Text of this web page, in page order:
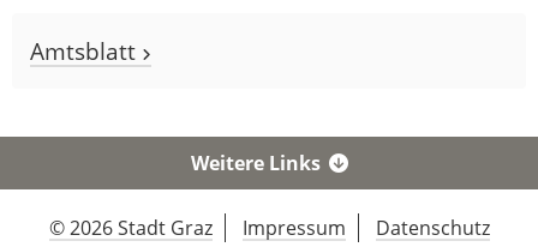
Amtsblatt
Weitere Links
© 2026 Stadt Graz Impressum Datenschutz